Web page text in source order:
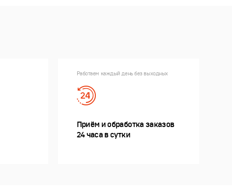
Работаем каждый день без выходных
Приём и обработка заказов
24 часа в сутки